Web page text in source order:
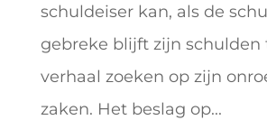
schuldeiser kan, als de
gebreke blijft zijn schulden
verhaal zoeken op zijn
zaken. Het beslag op...